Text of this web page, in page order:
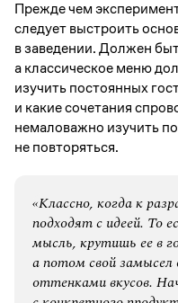
Прежде чем
следует выстроить
в заведении. Должен
а классическое меню
изучить постоянных
и какие сочетания
немаловажно изучить
не повторяться.
«Классно, когда к
подходят с идеей. То
мысль, крутишь ее в
а потом свой
оттенками вкусов.